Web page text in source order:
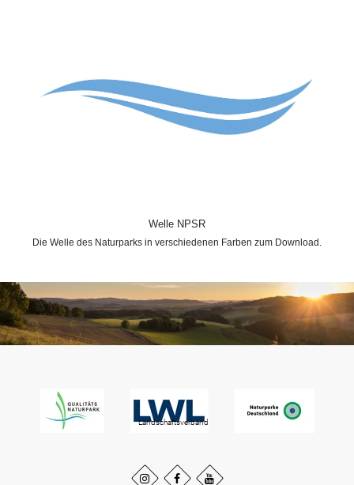
Welle NPSR
Die Welle des Naturparks in verschiedenen Farben zum Download.